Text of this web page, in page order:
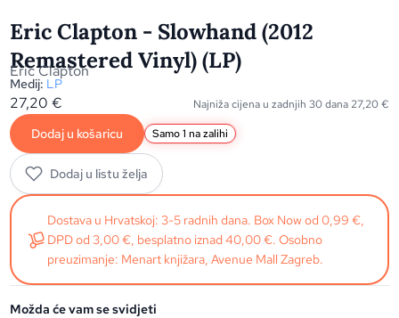
Eric Clapton - Slowhand (2012
Remastered Vinyl) (LP)
Eric Clapton
Medij: LP
27,20€ Najniža cijena u zadnjih 30 dana 27,20€
Dodaj u košaricu Samo 1 na zalihi
Dodaj u listu želja
Dostava u Hrvatskoj: 3-5 radnih dana. Box Now od 0,99 €,
DPD od 3,00 €, besplatno iznad 40,00 €. Osobno
preuzimanje: Menart knjižara, Avenue Mall Zagreb.
Možda će vam se svidjeti